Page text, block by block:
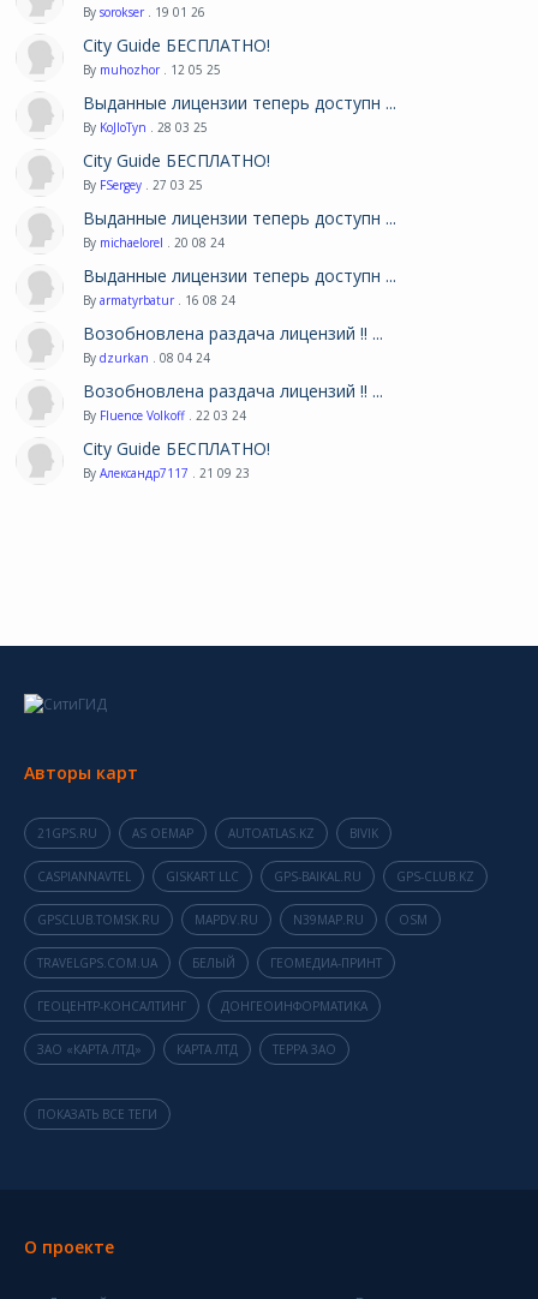
By sorokser . 19 01 26
City Guide БЕСПЛАТНО!
By muhozhor . 12 05 25
Выданные лицензии теперь доступн ...
By KoJIoTyn . 28 03 25
City Guide БЕСПЛАТНО!
By FSergey . 27 03 25
Выданные лицензии теперь доступн ...
By michaelorel . 20 08 24
Выданные лицензии теперь доступн ...
By armatyrbatur . 16 08 24
Возобновлена раздача лицензий !! ...
By dzurkan . 08 04 24
Возобновлена раздача лицензий !! ...
By Fluence Volkoff . 22 03 24
City Guide БЕСПЛАТНО!
By Александр7117 . 21 09 23
Авторы карт
21GPS.RU AS OEMAP AUTOATLAS.KZ BIVIK
CASPIANNAVTEL GISKART LLC GPS-BAIKAL.RU GPS-CLUB.KZ
GPSCLUB.TOMSK.RU MAPDV.RU N39MAP.RU OSM
TRAVELGPS.COM.UA БЕЛЫЙ ГЕОМЕДИА-ПРИНТ
ГЕОЦЕНТР-КОНСАЛТИНГ ДОНГЕОИНФОРМАТИКА
ЗАО «КАРТА ЛТД» КАРТА ЛТД ТЕРРА ЗАО
ПОКАЗАТЬ ВСЕ ТЕГИ
О проекте